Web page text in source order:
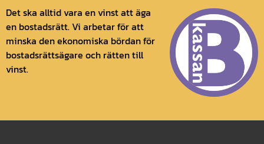
Det ska alltid vara en vinst att äga
en bostadsrätt. Vi arbetar för att
minska den ekonomiska bördan för
bostadsrättsägare och rätten till
vinst.